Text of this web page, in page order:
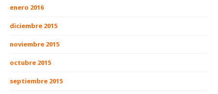
enero 2016
diciembre 2015
noviembre 2015
octubre 2015
septiembre 2015